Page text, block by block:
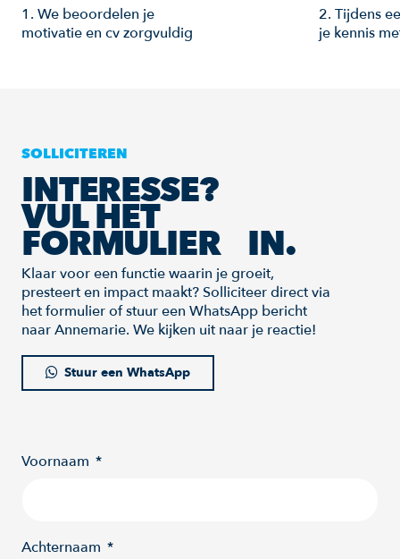
1. We beoordelen je
motivatie en cv zorgvuldig
2. Tijdens
je kennis
SOLLICITEREN
INTERESSE?
VUL HET
FORMULIER IN.
Klaar voor een functie waarin je groeit,
presteert en impact maakt? Solliciteer direct via
het formulier of stuur een WhatsApp bericht
naar Annemarie. We kijken uit naar je reactie!
Stuur een WhatsApp
Voornaam
Achternaam